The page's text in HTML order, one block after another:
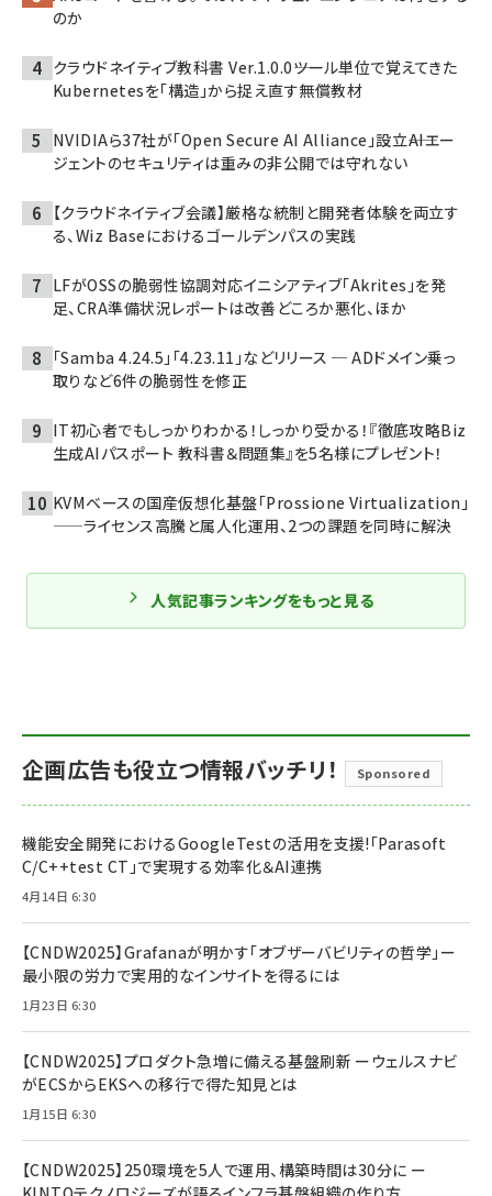
のか
クラウドネイティブ教科書 Ver.1.0.0――ツール単位で覚えてきた
Kubernetesを「構造」から捉え直す無償教材
NVIDIAら37社が「Open Secure AI Alliance」設立――AIエー
ジェントのセキュリティは重みの非公開では守れない
【クラウドネイティブ会議】厳格な統制と開発者体験を両立す
る、Wiz Baseにおけるゴールデンパスの実践
LFがOSSの脆弱性協調対応イニシアティブ「Akrites」を発
足、CRA準備状況レポートは改善どころか悪化、ほか
「Samba 4.24.5」「4.23.11」などリリース ─ ADドメイン乗っ
取りなど6件の脆弱性を修正
IT初心者でもしっかりわかる！しっかり受かる！『徹底攻略Biz
生成AIパスポート 教科書＆問題集』を5名様にプレゼント！
KVMベースの国産仮想化基盤「Prossione Virtualization」
——ライセンス高騰と属人化運用、2つの課題を同時に解決
人気記事ランキングをもっと見る
企画広告も役立つ情報バッチリ！ Sponsored
機能安全開発におけるGoogleTestの活用を支援!「Parasoft
C/C++test CT」で実現する効率化＆AI連携
4月14日 6:30
【CNDW2025】Grafanaが明かす「オブザーバビリティの哲学」ー
最小限の労力で実用的なインサイトを得るには
1月23日 6:30
【CNDW2025】プロダクト急増に備える基盤刷新 ーウェルスナビ
がECSからEKSへの移行で得た知見とは
1月15日 6:30
【CNDW2025】250環境を5人で運用、構築時間は30分に ー